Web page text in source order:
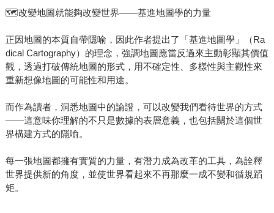
🗺️改變地圖就能夠改變世界——基進地圖學的力量
正因地圖的本質自帶隱喻，因此作者提出了「基進地圖學」（Ra
dical Cartography）的理念，強調地圖應當反過來主動彰顯其價值
觀，透過打破傳統地圖的形式，用不確定性、多樣性與主觀性來
重新想像地圖的可能性和用途。
而作為讀者，洞悉地圖中的論證，可以改變我們看待世界的方式
——這意味你理解的不只是數據的表層意義，也包括關於這個世
界構建方式的隱喻。
每一張地圖都擁有實質的力量，有潛力成為改革的工具，為詮釋
世界提供新的角度，並使世界看起來不再那麼一成不變和循規蹈
矩。